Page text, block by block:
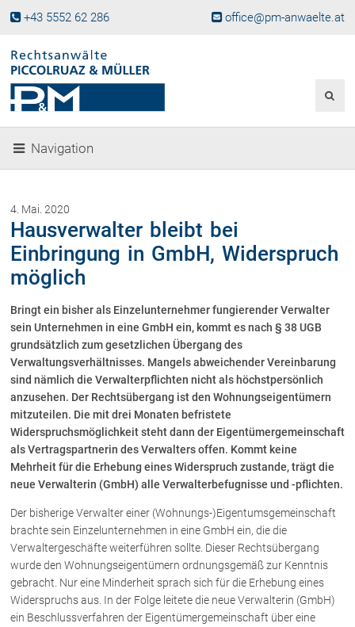
+43 5552 62 286 office@pm-anwaelte.at
Fachgebiete
Gesellschaftsgründung &
Beteiligungen
Immobilienrecht, Bauträgerrecht
Ferienimmobilien in Vorarlberg
Erbrecht
Familienrecht und Scheidungen
Prozessführung und
Schiedsgerichtsbarkeit
Skiunfälle in Österreich
Über uns
Kanzleiteam
Netzwerk
Download
Die Österreichischen Rechtsanwälte
Anwälte
Dr. Stefan Müller
Dr. Petra Piccolruaz
Mag. Patrick Piccolruaz
Navigation
4. Mai. 2020
Hausverwalter bleibt bei
Einbringung in GmbH, Widerspruch
möglich
Bringt ein bisher als Einzelunternehmer fungierender Verwalter
sein Unternehmen in eine GmbH ein, kommt es nach § 38 UGB
grundsätzlich zum gesetzlichen Übergang des
Verwaltungsverhältnisses. Mangels abweichender Vereinbarung
sind nämlich die Verwalterpflichten nicht als höchstpersönlich
anzusehen. Der Rechtsübergang ist den Wohnungseigentümern
mitzuteilen. Die mit drei Monaten befristete
Widerspruchsmöglichkeit steht dann der Eigentümergemeinschaft
als Vertragspartnerin des Verwalters offen. Kommt keine
Mehrheit für die Erhebung eines Widerspruch zustande, trägt die
neue Verwalterin (GmbH) alle Verwalterbefugnisse und -pflichten.
Der bisherige Verwalter einer (Wohnungs-)Eigentumsgemeinschaft
brachte sein Einzelunternehmen in eine GmbH ein, die die
Verwaltergeschäfte weiterführen sollte. Dieser Rechtsübergang
wurde den Wohnungseigentümern ordnungsgemäß zur Kenntnis
gebracht. Nur eine Minderheit sprach sich für die Erhebung eines
Widerspruchs aus. In der Folge leitete die neue Verwalterin (GmbH)
ein Beschlussverfahren der Eigentümergemeinschaft über eine